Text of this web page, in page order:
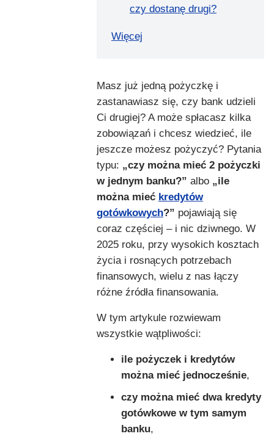
czy dostanę drugi?
Więcej
Masz już jedną pożyczkę i
zastanawiasz się, czy bank udzieli
Ci drugiej? A może spłacasz kilka
zobowiązań i chcesz wiedzieć, ile
jeszcze możesz pożyczyć? Pytania
typu: „czy można mieć 2 pożyczki
w jednym banku?” albo „ile
można mieć kredytów
gotówkowych?” pojawiają się
coraz częściej – i nic dziwnego. W
2025 roku, przy wysokich kosztach
życia i rosnących potrzebach
finansowych, wielu z nas łączy
różne źródła finansowania.
W tym artykule rozwiewam
wszystkie wątpliwości:
ile pożyczek i kredytów
można mieć jednocześnie,
czy można mieć dwa kredyty
gotówkowe w tym samym
banku,